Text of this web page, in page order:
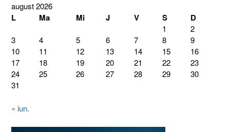
august 2026
L Ma Mi J V S D
1
2
3
4 5 6 7 8
9
10
11 12 13 14 15
16
17
18 19 20 21 22
23
24
25 26 27 28 29
30
31
« iun.